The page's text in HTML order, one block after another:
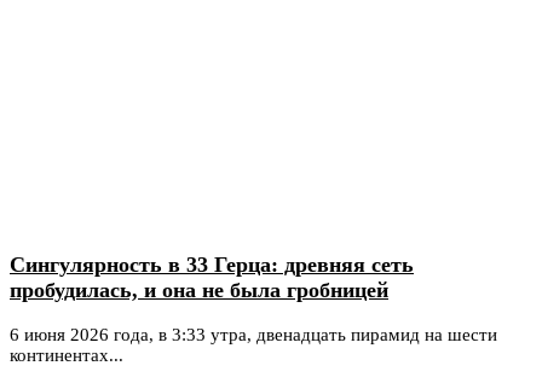
Сингулярность в 33 Герца: древняя сеть
пробудилась, и она не была гробницей
6 июня 2026 года, в 3:33 утра, двенадцать пирамид на шести
континентах...